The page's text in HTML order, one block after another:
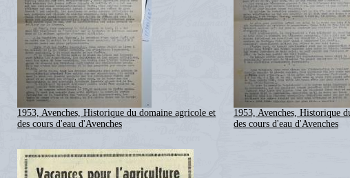
1953, Avenches, Historique du domaine agricole et
des cours d'eau d'Avenches
1953, Avenches, Historique
des cours d'eau d'Avenches